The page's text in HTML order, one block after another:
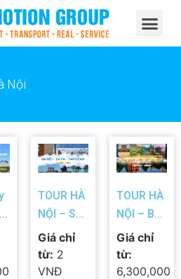
Nội
TOUR HÀ
NỘI – SA
PA –
FANSIPAN
– HÀ NỘI
Giá chỉ
từ: 2
VNĐ
TOUR HÀ
NỘI – BÁI
ĐÍNH –
TRÀNG
AN – HẠ
Giá chỉ
từ:
6,300,000